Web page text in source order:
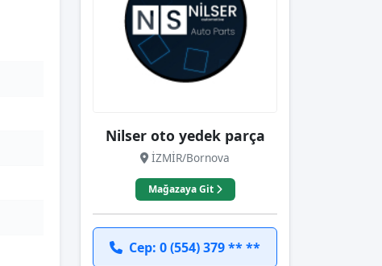
Nilser oto yedek parça
İZMİR/Bornova
Mağazaya Git
Cep: 0 (554) 379 ** **